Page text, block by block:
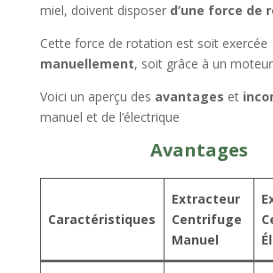
miel, doivent disposerd’une force de
Cette force de rotation est soit exercée
manuellement, soit grâce à un moteur
Voici un aperçu des avantages et
manuel et de l’électrique
Avantages
Caractéristiques
Extracteur
Centrifuge
Manuel